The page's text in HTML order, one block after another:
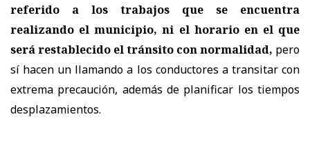
referido a los trabajos que se encuentra
realizando el municipio, ni el horario en el que
será restablecido el tránsito con normalidad, pero
sí hacen un llamando a los conductores a transitar con
extrema precaución, además de planificar los tiempos
desplazamientos.